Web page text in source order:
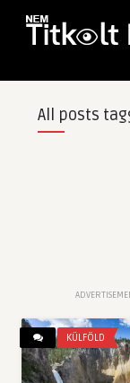
All posts
KÜLFÖLD